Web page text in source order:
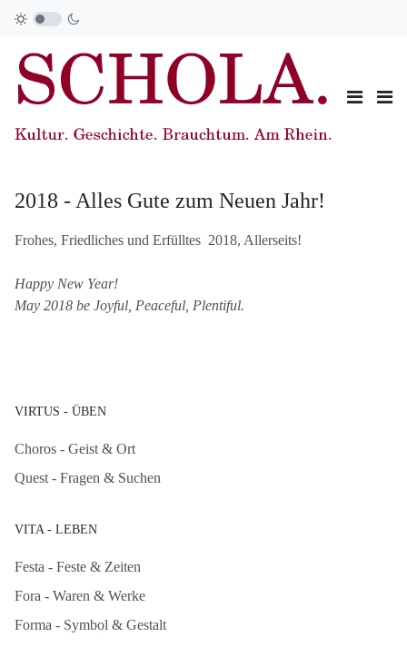
2018 - Alles Gute zum Neuen Jahr!
Frohes, Friedliches und Erfülltes 2018, Allerseits!
Happy New Year!
May 2018 be Joyful, Peaceful, Plentiful.
VIRTUS - ÜBEN
Choros - Geist & Ort
Quest - Fragen & Suchen
VITA - LEBEN
Festa - Feste & Zeiten
Fora - Waren & Werke
Forma - Symbol & Gestalt